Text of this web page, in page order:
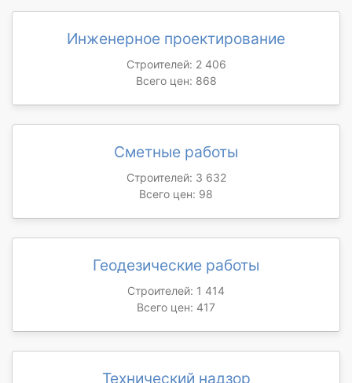
Инженерное проектирование
Строителей: 2 406
Всего цен: 868
Сметные работы
Строителей: 3 632
Всего цен: 98
Геодезические работы
Строителей: 1 414
Всего цен: 417
Технический надзор